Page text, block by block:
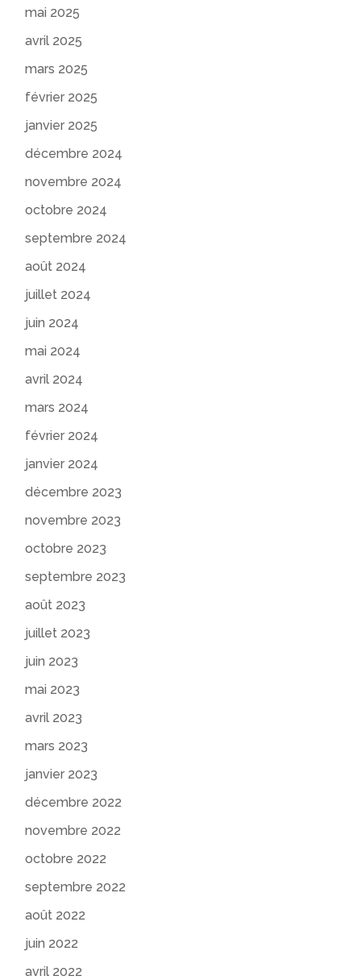
mai 2025
avril 2025
mars 2025
février 2025
janvier 2025
décembre 2024
novembre 2024
octobre 2024
septembre 2024
août 2024
juillet 2024
juin 2024
mai 2024
avril 2024
mars 2024
février 2024
janvier 2024
décembre 2023
novembre 2023
octobre 2023
septembre 2023
août 2023
juillet 2023
juin 2023
mai 2023
avril 2023
mars 2023
janvier 2023
décembre 2022
novembre 2022
octobre 2022
septembre 2022
août 2022
juin 2022
avril 2022